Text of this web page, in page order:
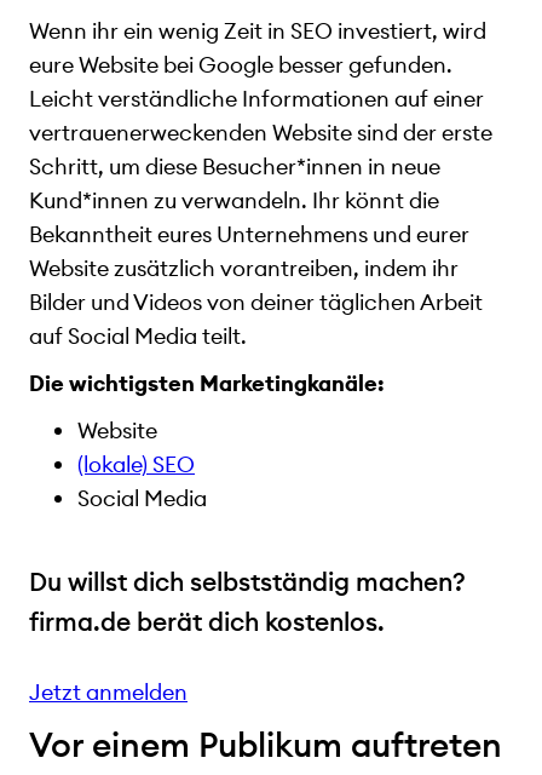
Wenn ihr ein wenig Zeit in SEO investiert, wird
eure Website bei Google besser gefunden.
Leicht verständliche Informationen auf einer
vertrauenerweckenden Website sind der erste
Schritt, um diese Besucher*innen in neue
Kund*innen zu verwandeln. Ihr könnt die
Bekanntheit eures Unternehmens und eurer
Website zusätzlich vorantreiben, indem ihr
Bilder und Videos von deiner täglichen Arbeit
auf Social Media teilt.
Die wichtigsten Marketingkanäle:
Website
(lokale) SEO
Social Media
Du willst dich selbstständig machen?
firma.de berät dich kostenlos.
Jetzt anmelden
Vor einem Publikum auftreten